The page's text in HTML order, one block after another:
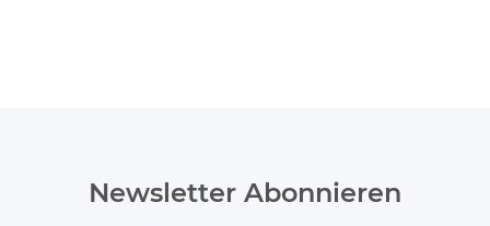
Newsletter Abonnieren